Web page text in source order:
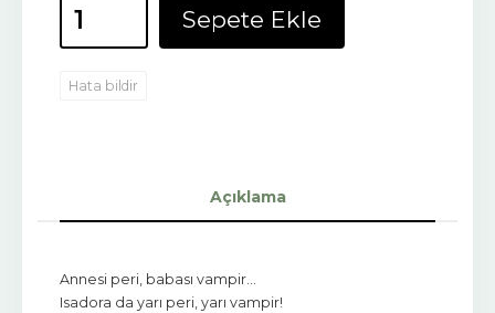
Sepete Ekle
Hata bildir
Açıklama
Annesi peri, babası vampir...
Isadora da yarı peri, yarı vampir!